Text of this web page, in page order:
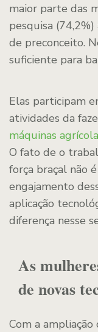
maior parte das
pesquisa
de preconceito.
suficiente para
Elas participam
atividades da
máquinas
O fato de o
força braçal não
engajamento
aplicação
diferença nesse
As
de novas
Com a